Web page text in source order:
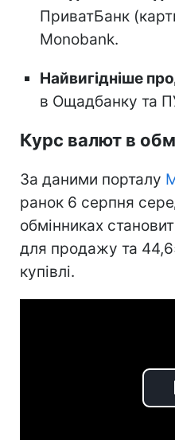
ПриватБанк
Monobank.
Найвигідніше
в Ощадбанку та
Курс валют в
За даними порталу
ранок 6 серпня
обмінниках
для продажу та
купівлі.